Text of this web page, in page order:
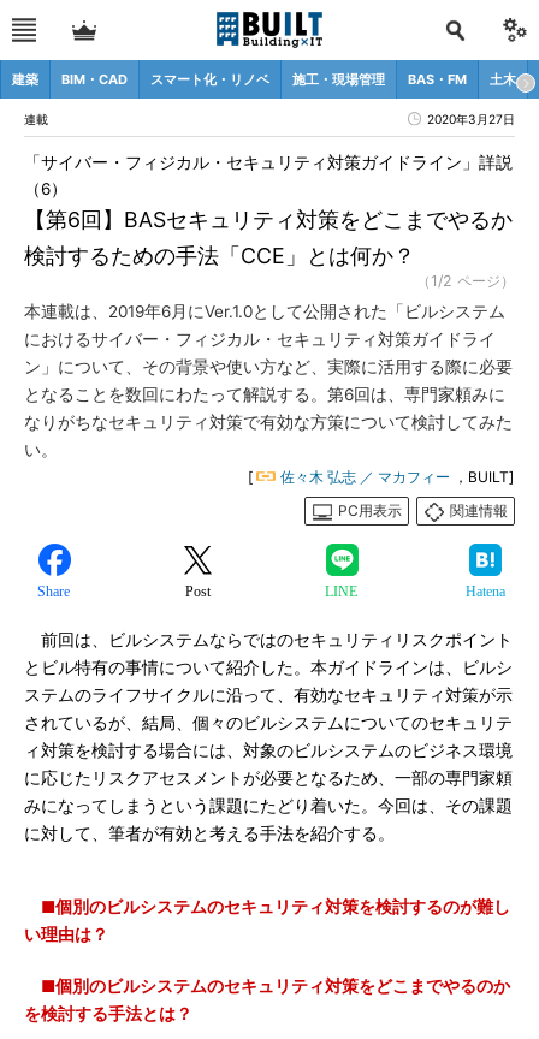
建築 BIM・CAD スマート化・リノベ 施工・現場管理 BAS・FM 土木
連載 2020年3月27日
【第6回】BASセキュリティ対策をどこまでやるか
検討するための手法「CCE」とは何か？
「サイバー・フィジカル・セキュリティ対策ガイドライン」詳説
（6）
（1/2 ページ）
本連載は、2019年6月にVer.1.0として公開された「ビルシステム
におけるサイバー・フィジカル・セキュリティ対策ガイドライ
ン」について、その背景や使い方など、実際に活用する際に必要
となることを数回にわたって解説する。第6回は、専門家頼みに
なりがちなセキュリティ対策で有効な方策について検討してみた
い。
[ 佐々木 弘志 ／ マカフィー ，BUILT]
PC用表示
関連情報
Share Post LINE Hatena
前回は、ビルシステムならではのセキュリティリスクポイント
とビル特有の事情について紹介した。本ガイドラインは、ビルシ
ステムのライフサイクルに沿って、有効なセキュリティ対策が示
されているが、結局、個々のビルシステムについてのセキュリテ
ィ対策を検討する場合には、対象のビルシステムのビジネス環境
に応じたリスクアセスメントが必要となるため、一部の専門家頼
みになってしまうという課題にたどり着いた。今回は、その課題
に対して、筆者が有効と考える手法を紹介する。
■個別のビルシステムのセキュリティ対策を検討するのが難し
い理由は？
■個別のビルシステムのセキュリティ対策をどこまでやるのか
を検討する手法とは？